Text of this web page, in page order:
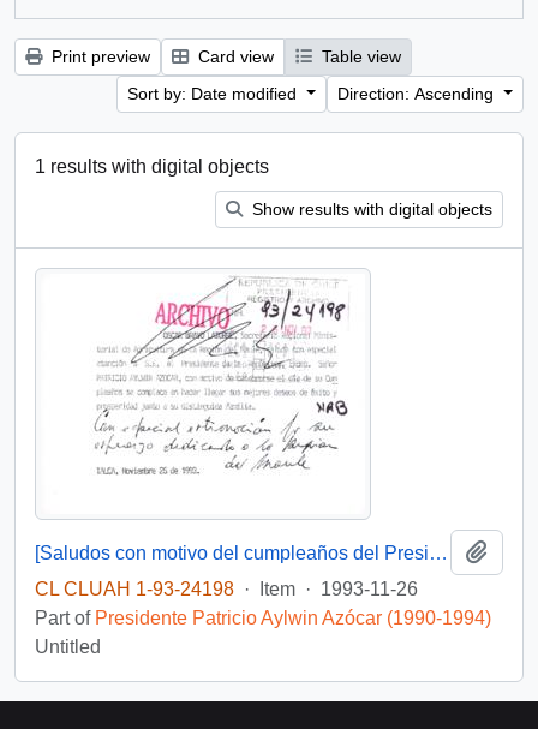
Print preview Card view
Table view
Sort by: Date modified
Direction: Ascending
1 results with digital objects
Show results with digital objects
[Saludos con motivo del cumpleaños del Presidente]
CL CLUAH 1-93-24198 · Item · 1993-11-26
Part of Presidente Patricio Aylwin Azócar (1990-1994)
Untitled